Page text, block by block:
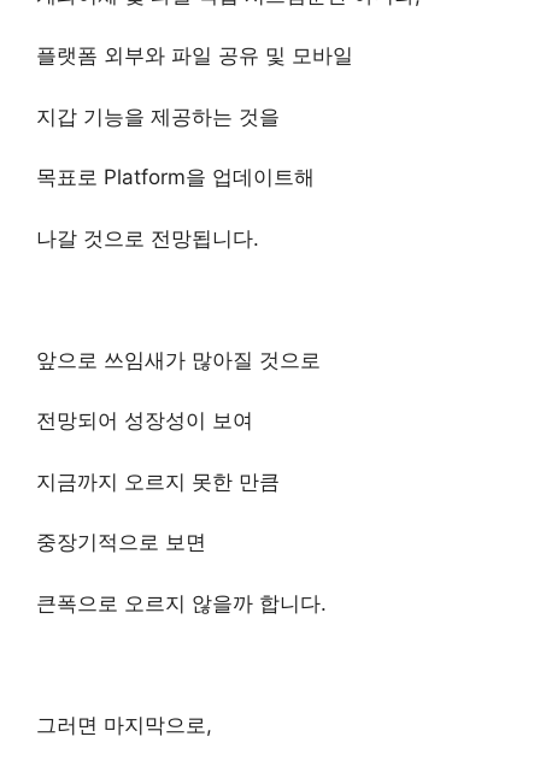
플랫폼 외부와 파일 공유 및 모바일
지갑 기능을 제공하는 것을
목표로 Platform을 업데이트해
나갈 것으로 전망됩니다.
앞으로 쓰임새가 많아질 것으로
전망되어 성장성이 보여
지금까지 오르지 못한 만큼
중장기적으로 보면
큰폭으로 오르지 않을까 합니다.
그러면 마지막으로,